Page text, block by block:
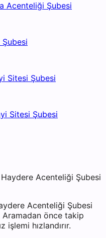
Acenteliği Şubesi
Sitesi Şubesi
Sitesi Şubesi
Acenteliği Şubesi
Acenteliği Şubesi
Aramadan önce takip
işlemi hızlandırır.